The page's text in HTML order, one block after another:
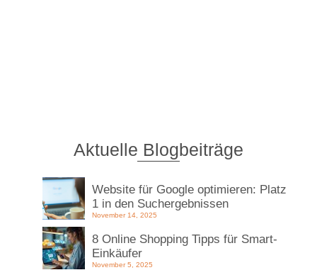
Aktuelle Blogbeiträge
Website für Google optimieren: Platz
1 in den Suchergebnissen
November 14, 2025
8 Online Shopping Tipps für Smart-
Einkäufer
November 5, 2025